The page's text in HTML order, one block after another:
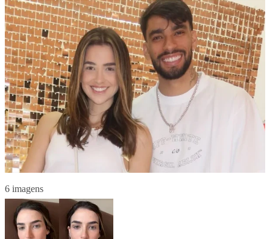
6 imagens